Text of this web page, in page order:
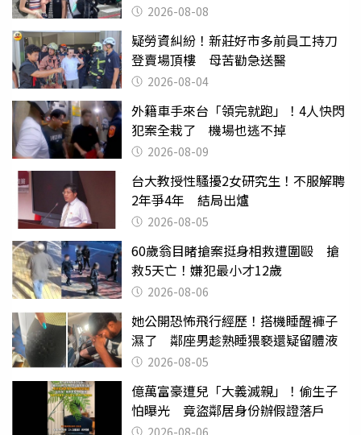
2026-08-08
疑勞資糾紛！新莊好市多前員工持刀
登賣場頂樓 母苦勸急送醫
2026-08-04
外籍車手來台「領完就跑」！4人快閃
犯案全栽了 機場也逃不掉
2026-08-09
台大教授性騷擾2女研究生！不服解聘
2年爭4年 結局出爐
2026-08-05
60歲翁目睹搶案挺身相救遭圍毆 搶
救5天亡！嫌犯最小才12歲
2026-08-06
她公開恐怖飛行經歷！搭機睡醒褲子
濕了 鄰座男趁熟睡猥褻還疑留體液
2026-08-05
億萬富豪遭兒「大義滅親」！偷生子
怕曝光 竟盜鄰居身份辦假證落戶
2026-08-06